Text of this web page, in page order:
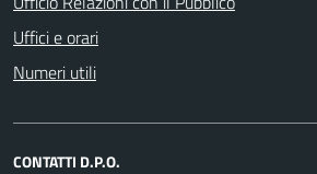
Uffici e orari
Numeri utili
CONTATTI D.P.O.